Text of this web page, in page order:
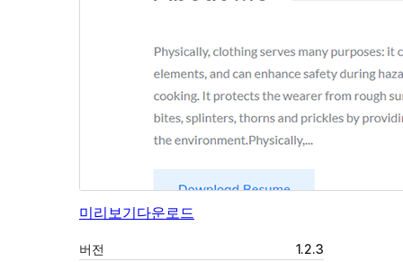
미리보기다운로드
버전
1.2.3